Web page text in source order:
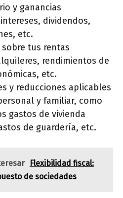
y ganancias
dividendos,
etc.
tus rentas
rendimientos de
etc.
y reducciones aplicables
y familiar, como
gastos de vivienda
de guardería, etc.
Flexibilidad fiscal:
de sociedades